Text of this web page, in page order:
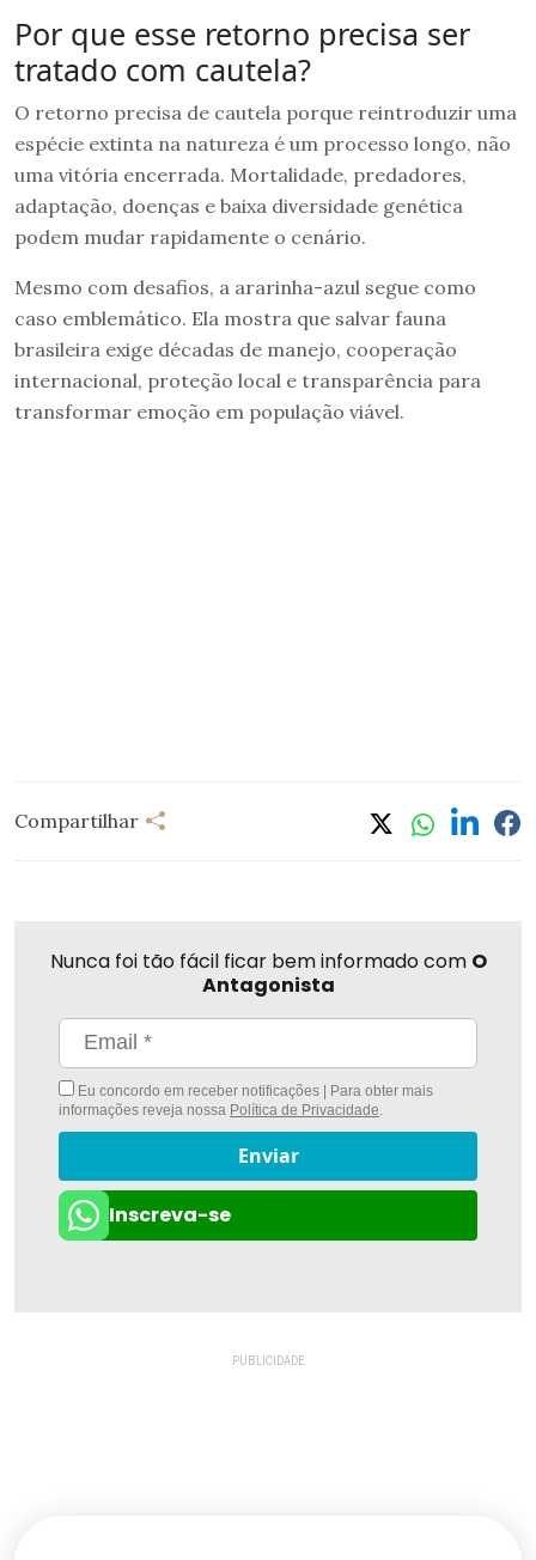
Por que esse retorno precisa ser
tratado com cautela?
O retorno precisa de cautela porque reintroduzir uma
espécie extinta na natureza é um processo longo, não
uma vitória encerrada. Mortalidade, predadores,
adaptação, doenças e baixa diversidade genética
podem mudar rapidamente o cenário.
Mesmo com desafios, a ararinha-azul segue como
caso emblemático. Ela mostra que salvar fauna
brasileira exige décadas de manejo, cooperação
internacional, proteção local e transparência para
transformar emoção em população viável.
Compartilhar
Nunca foi tão fácil ficar bem informado com O
Antagonista
Eu concordo em receber notificações | Para obter mais
informações reveja nossa Política de Privacidade.
Enviar
Inscreva-se